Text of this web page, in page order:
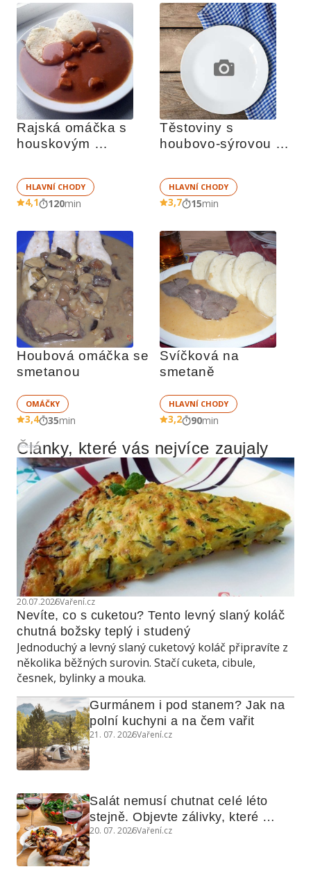
Rajská omáčka s
houskovým
maminky
HLAVNÍ CHODY
4,1 120min
Těstoviny s
houbovo-sýrovou
HLAVNÍ CHODY
3,7 15min
Houbová omáčka se
smetanou
OMÁČKY
3,4 35min
Svíčková na
smetaně
HLAVNÍ CHODY
3,2 90min
Reklama
Články, které vás nejvíce zaujaly
20.07.2026Vaření.cz
Nevíte, co s cuketou? Tento levný slaný koláč
chutná božsky teplý i studený
Jednoduchý a levný slaný cuketový koláč připravíte z
několika běžných surovin. Stačí cuketa, cibule,
česnek, bylinky a mouka.
Gurmánem i pod stanem? Jak na
polní kuchyni a na čem vařit
21. 07. 2026Vaření.cz
Salát nemusí chutnat celé léto
stejně. Objevte zálivky, které
využijete i na maso, nudle nebo
20. 07. 2026Vaření.cz